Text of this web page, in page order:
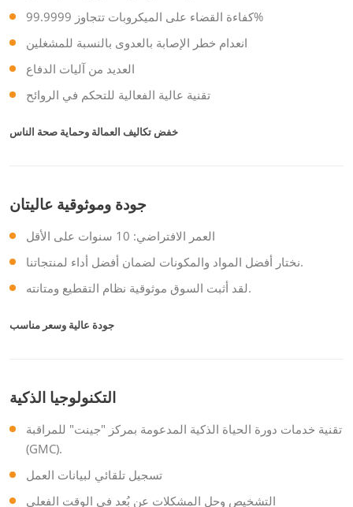
كفاءة القضاء على الميكروبات تتجاوز 99.9999%
انعدام خطر الإصابة بالعدوى بالنسبة للمشغلين
العديد من آليات الدفاع
تقنية عالية الفعالية للتحكم في الروائح
خفض تكاليف العمالة وحماية صحة الناس
جودة وموثوقية عاليتان
العمر الافتراضي: 10 سنوات على الأقل
نختار أفضل المواد والمكونات لضمان أفضل أداء لمنتجاتنا.
لقد أثبت السوق موثوقية نظام التقطيع ومتانته.
جودة عالية وسعر مناسب
التكنولوجيا الذكية
تقنية خدمات دورة الحياة الذكية المدعومة بمركز "جينت" للمراقبة
(GMC).
تسجيل تلقائي لبيانات العمل
التشخيص وحل المشكلات عن بُعد في الوقت الفعلي